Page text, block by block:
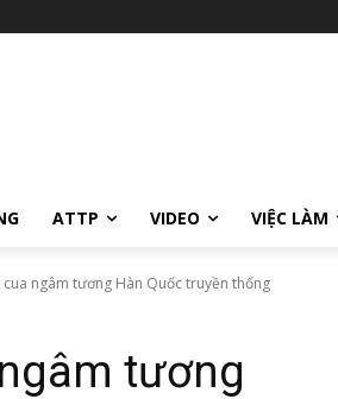
ATTP VIDEO VIỆC LÀM
ngâm tương Hàn Quốc truyền thống
tương